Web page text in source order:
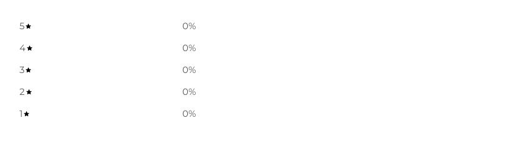
5 0%
4
0%
3
0%
2
0%
1
0%